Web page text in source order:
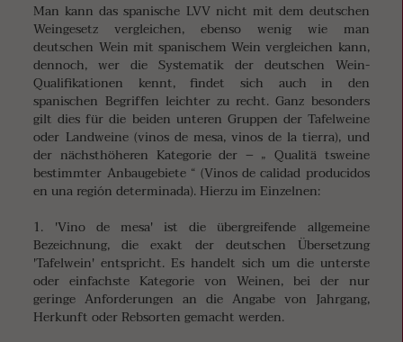
Man kann das spanische LVV nicht mit dem deutschen
Weingesetz vergleichen, ebenso wenig wie man
deutschen Wein mit spanischem Wein vergleichen kann,
dennoch, wer die Systematik der deutschen Wein-
Qualifikationen kennt, findet sich auch in den
spanischen Begriffen leichter zu recht. Ganz besonders
gilt dies für die beiden unteren Gruppen der Tafelweine
oder Landweine (vinos de mesa, vinos de la tierra), und
der nächsthöheren Kategorie der – „ Qualitä tsweine
bestimmter Anbaugebiete “ (Vinos de calidad producidos
en una región determinada). Hierzu im Einzelnen:
1. 'Vino de mesa' ist die übergreifende allgemeine
Bezeichnung, die exakt der deutschen Übersetzung
'Tafelwein' entspricht. Es handelt sich um die unterste
oder einfachste Kategorie von Weinen, bei der nur
geringe Anforderungen an die Angabe von Jahrgang,
Herkunft oder Rebsorten gemacht werden.